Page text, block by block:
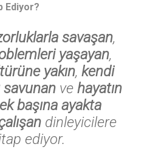
Ediyor?
savaşan,
yaşayan,
yakın, kendi
savunanve hayatın
başına ayakta
dinleyicilere
ediyor.